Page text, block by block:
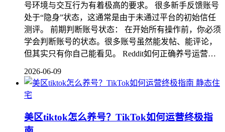
号环境与交互行为有着极高的要求。 很多新手反馈账号
处于“隐身”状态，这通常是由于未通过平台的初始信任
测评。 前期判断账号状态： 在开始所有操作前，你必须
学会判断账号的状态。很多账号虽然能发帖、能评论，
但其实只有你自己能看见。 Reddit如何正确养号运营…
2026-06-09
静态住
宅
美区tiktok怎么养号？TikTok如何运营终极指